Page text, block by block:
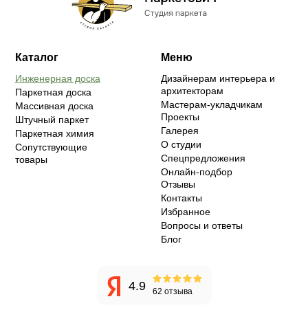
Каталог
Инженерная доска
Паркетная доска
Массивная доска
Штучный паркет
Паркетная химия
Сопутствующие
товары
Меню
Дизайнерам интерьера и
архитекторам
Мастерам-укладчикам
Проекты
Галерея
О студии
Спецпредложения
Онлайн-подбор
Отзывы
Контакты
Избранное
Вопросы и ответы
Блог
4.9 62 отзыва